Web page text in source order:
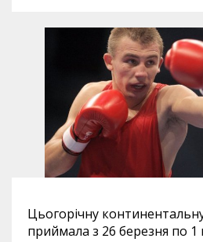
Цьогорічну
приймала з 26 березня по 1